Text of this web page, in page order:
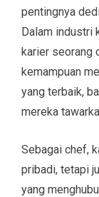
pentingnya
Dalam industri
karier seorang
kemampuan
yang terbaik,
mereka
Sebagai chef,
pribadi, tetapi
yang